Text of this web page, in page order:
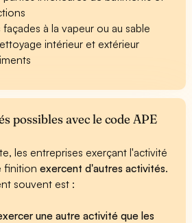
à la vapeur ou au sable
intérieur et extérieur
possibles avec le code APE
les entreprises exerçant l'activité
finitionexercent d'autres activités.
souvent est :
une autre activité que les